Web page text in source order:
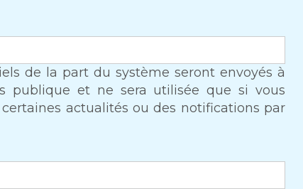
de la part du système seront envoyés à
publique et ne sera utilisée que si vous
actualités ou des notifications par